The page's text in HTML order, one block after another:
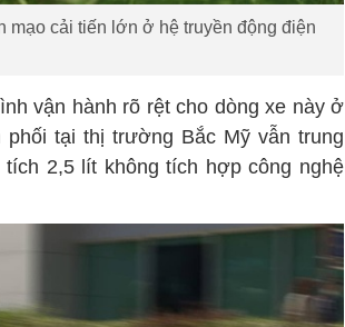
cải tiến lớn ở hệ truyền động điện
vận hành rõ rệt cho dòng xe này ở
tại thị trường Bắc Mỹ vẫn trung
2,5 lít không tích hợp công nghệ